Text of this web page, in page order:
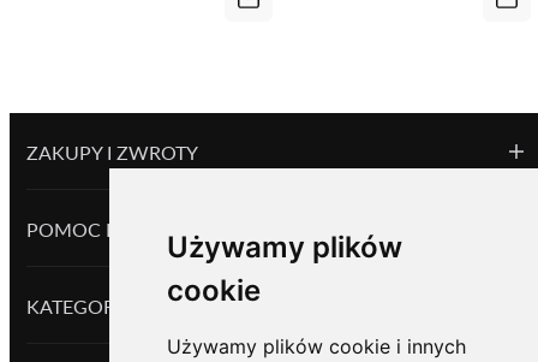
Używamy plików
cookie
Używamy plików cookie i innych
ZAKUPY I ZWROTY
POMOC I INFORMACJE
KATEGORIE